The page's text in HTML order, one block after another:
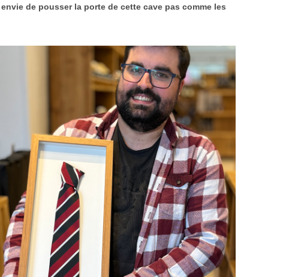
de pousser la porte de cette cave pas comme les